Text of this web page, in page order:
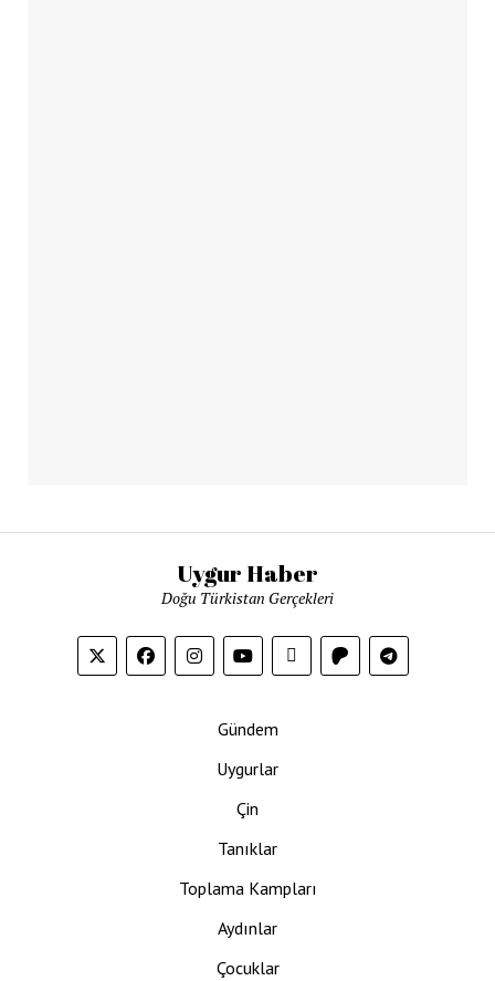
Uygur Haber
Doğu Türkistan Gerçekleri
Gündem
Uygurlar
Çin
Tanıklar
Toplama Kampları
Aydınlar
Çocuklar